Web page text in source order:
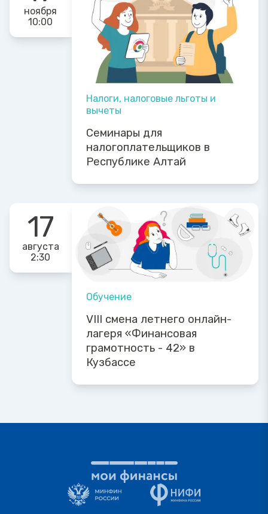
ноября
10:00
Налоги, налоговые льготы и
вычеты
Семинары для
налогоплательщиков в
Республике Алтай
17
августа
2:30
Обучение
VIII смена летнего онлайн-
лагеря «Финансовая
грамотность - 42» в
Кузбассе